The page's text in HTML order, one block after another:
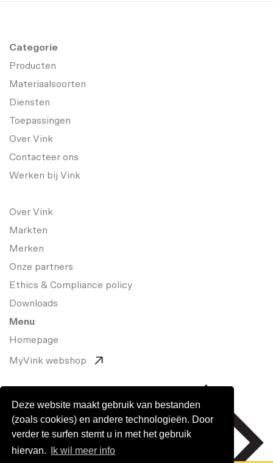
Deze website maakt gebruik van bestanden
(zoals cookies) en andere technologieën. Door
verder te surfen stemt u in met het gebruik
hiervan.
Ik wil meer info
Categorie
Producten
Materiaalsoorten
Diensten
Toepassingen
Over Vink
Contacteer ons
Werken bij Vink
Over Vink
Markten
Merken
Onze partners
Ethics & Compliance policy
Downloads
Menu
Homepage
MyVink webshop